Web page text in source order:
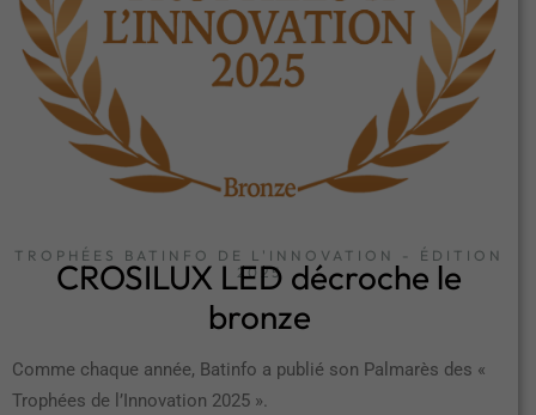
TROPHÉES BATINFO DE L'INNOVATION - ÉDITION
2025
CROSILUX LED décroche le
bronze
Comme chaque année, Batinfo a publié son Palmarès des «
Trophées de l’Innovation 2025 ».